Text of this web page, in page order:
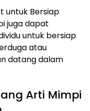
untuk Bersiap
juga dapat
untuk bersiap
atau
datang dalam
Arti Mimpi